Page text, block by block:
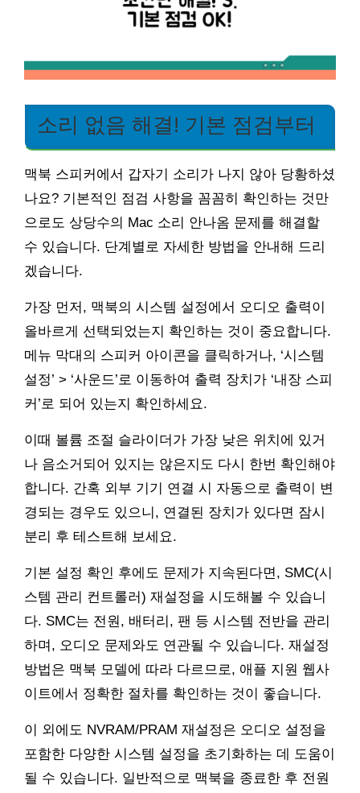
소리 없음 해결! 기본 점검부터
맥북 스피커에서 갑자기 소리가 나지 않아 당황하셨
나요? 기본적인 점검 사항을 꼼꼼히 확인하는 것만
으로도 상당수의 Mac 소리 안나옴 문제를 해결할
수 있습니다. 단계별로 자세한 방법을 안내해 드리
겠습니다.
가장 먼저, 맥북의 시스템 설정에서 오디오 출력이
올바르게 선택되었는지 확인하는 것이 중요합니다.
메뉴 막대의 스피커 아이콘을 클릭하거나, ‘시스템
설정’ > ‘사운드’로 이동하여 출력 장치가 ‘내장 스피
커’로 되어 있는지 확인하세요.
이때 볼륨 조절 슬라이더가 가장 낮은 위치에 있거
나 음소거되어 있지는 않은지도 다시 한번 확인해야
합니다. 간혹 외부 기기 연결 시 자동으로 출력이 변
경되는 경우도 있으니, 연결된 장치가 있다면 잠시
분리 후 테스트해 보세요.
기본 설정 확인 후에도 문제가 지속된다면, SMC(시
스템 관리 컨트롤러) 재설정을 시도해볼 수 있습니
다. SMC는 전원, 배터리, 팬 등 시스템 전반을 관리
하며, 오디오 문제와도 연관될 수 있습니다. 재설정
방법은 맥북 모델에 따라 다르므로, 애플 지원 웹사
이트에서 정확한 절차를 확인하는 것이 좋습니다.
이 외에도 NVRAM/PRAM 재설정은 오디오 설정을
포함한 다양한 시스템 설정을 초기화하는 데 도움이
될 수 있습니다. 일반적으로 맥북을 종료한 후 전원